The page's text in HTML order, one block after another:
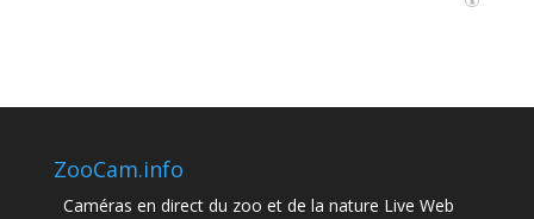
ZooCam.info
Caméras en direct du zoo et de la nature Live Web